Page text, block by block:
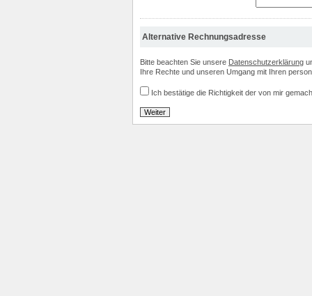
Alternative Rechnungsadresse
Bitte beachten Sie unsere Datenschutzerklärung
Ihre Rechte und unseren Umgang mit Ihren
Ich bestätige die Richtigkeit der von mir
Weiter